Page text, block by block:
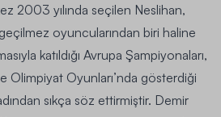
2003 yılında seçilen Neslihan,
oyuncularından biri haline
katıldığı Avrupa Şampiyonaları,
Olimpiyat Oyunları’nda gösterdiği
sıkça söz ettirmiştir. Demir